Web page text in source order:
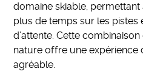
domaine skiable,
plus de temps sur les pistes
d’attente. Cette
nature offre une expérience
agréable.